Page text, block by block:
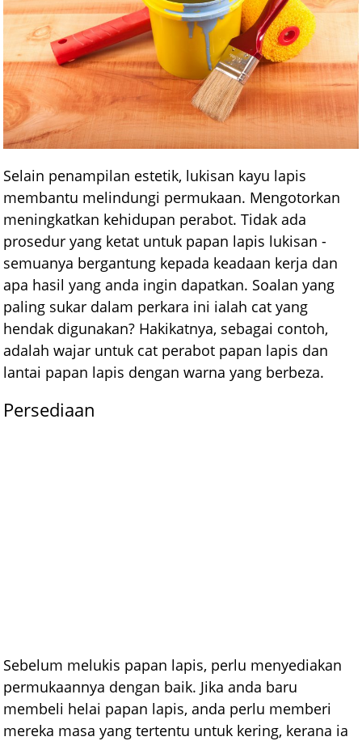
Selain penampilan estetik, lukisan kayu lapis
membantu melindungi permukaan. Mengotorkan
meningkatkan kehidupan perabot. Tidak ada
prosedur yang ketat untuk papan lapis lukisan -
semuanya bergantung kepada keadaan kerja dan
apa hasil yang anda ingin dapatkan. Soalan yang
paling sukar dalam perkara ini ialah cat yang
hendak digunakan? Hakikatnya, sebagai contoh,
adalah wajar untuk cat perabot papan lapis dan
lantai papan lapis dengan warna yang berbeza.
Persediaan
Sebelum melukis papan lapis, perlu menyediakan
permukaannya dengan baik. Jika anda baru
membeli helai papan lapis, anda perlu memberi
mereka masa yang tertentu untuk kering, kerana ia